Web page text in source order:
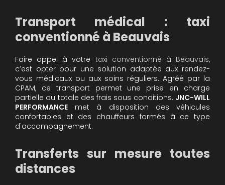
Transport médical : taxi
conventionné à Beauvais
Faire appel à votre taxi conventionné à Beauvais,
c’est opter pour une solution adaptée aux rendez-
vous médicaux ou aux soins réguliers. Agréé par la
CPAM, ce transport permet une prise en charge
partielle ou totale des frais sous conditions. JNC-WILL
PERFORMANCE met à disposition des véhicules
confortables et des chauffeurs formés à ce type
d'accompagnement.
Transferts sur mesure toutes
distances